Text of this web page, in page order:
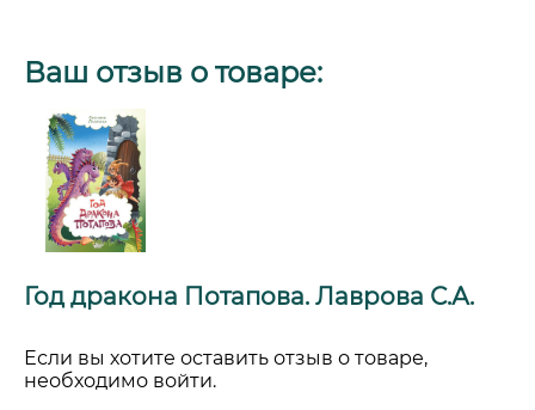
Ваш отзыв о товаре:
Год дракона Потапова. Лаврова С.А.
Если вы хотите оставить отзыв о товаре,
необходимо войти.